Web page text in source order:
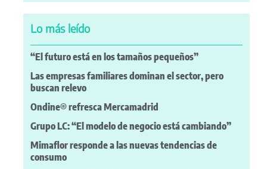
Lo más leído
“El futuro está en los tamaños pequeños”
Las empresas familiares dominan el sector, pero
buscan relevo
Ondine® refresca Mercamadrid
Grupo LC: “El modelo de negocio está cambiando”
Mimaflor responde a las nuevas tendencias de
consumo